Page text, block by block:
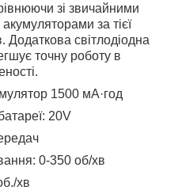
зі звичайними
за тієї
Додаткова світлодіодна
точну роботу в
1500 мА·год
20V
0-350 об/хв
хв